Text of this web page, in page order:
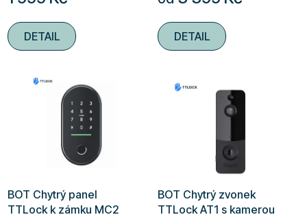
DETAIL DETAIL
BOT Chytrý panel
TTLock k zámku MC2
BOT Chytrý zvonek
TTLock AT1 s kamerou